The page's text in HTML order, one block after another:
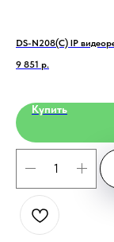
DS-N208(C) IP
9 851 р.
Купить